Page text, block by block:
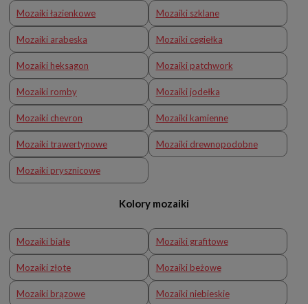
Mozaiki łazienkowe Mozaiki szklane
Mozaiki arabeska Mozaiki cegiełka
Mozaiki heksagon Mozaiki patchwork
Mozaiki romby Mozaiki jodełka
Mozaiki chevron Mozaiki kamienne
Mozaiki trawertynowe Mozaiki drewnopodobne
Mozaiki prysznicowe
Kolory mozaiki
Mozaiki białe Mozaiki grafitowe
Mozaiki złote Mozaiki beżowe
Mozaiki brązowe Mozaiki niebieskie